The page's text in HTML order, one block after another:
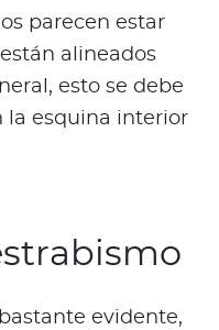
parecen estar
alineados
esto se debe
la esquina interior
evidente,